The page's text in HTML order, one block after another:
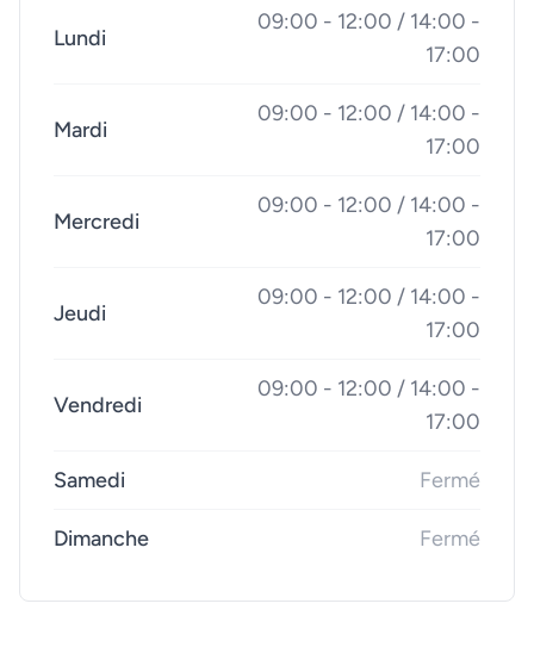
Lundi
09:00 - 12:00 / 14:00 -
17:00
Mardi
09:00 - 12:00 / 14:00 -
17:00
Mercredi
09:00 - 12:00 / 14:00 -
17:00
Jeudi
09:00 - 12:00 / 14:00 -
17:00
Vendredi
09:00 - 12:00 / 14:00 -
17:00
Samedi Fermé
Dimanche Fermé